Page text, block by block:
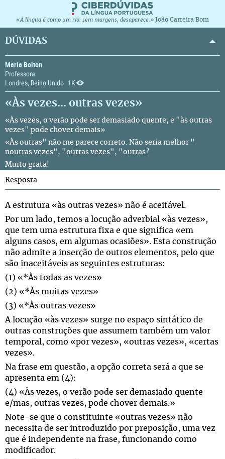
«A língua é como um rio: sem margens, desaparece.» João Carreira Bom
DÚVIDAS
Maria Bolton
Professora
Londres, Reino Unido 1K
«Às vezes... outras vezes»
«Às vezes, o verão pode ser demasiado quente, e "às outras
vezes" pode chover demais»
«Às outras" não me parece correto. Não seria melhor "
noutras vezes", "outras vezes", "outras?
Muito grata!
Resposta
A estrutura «às outras vezes» não é aceitável.
Por um lado, temos a locução adverbial «às vezes»,
que tem uma estrutura fixa e que significa «em
alguns casos, em algumas ocasiões». Esta construção
não admite a inserção de outros elementos, pelo que
são inaceitáveis as seguintes estruturas:
(1) «*Às todas as vezes»
(2) «*Às muitas vezes»
(3) «*Às outras vezes»
A locução «às vezes» surge no espaço sintático de
outras construções que assumem também um valor
temporal, como «por vezes», «outras vezes», «certas
vezes».
Na frase em questão, a opção correta será a que se
apresenta em (4):
(4) «Às vezes, o verão pode ser demasiado quente
e/mas, outras vezes, pode chover demais.»
Note-se que o constituinte «outras vezes» não
necessita de ser introduzido por preposição, uma vez
que é independente na frase, funcionando como
modificador.